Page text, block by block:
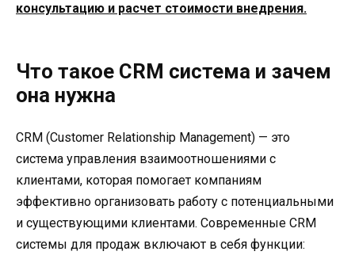
консультацию и расчет стоимости внедрения.
Что такое CRM система и зачем
она нужна
CRM (Customer Relationship Management) — это
система управления взаимоотношениями с
клиентами, которая помогает компаниям
эффективно организовать работу с потенциальными
и существующими клиентами. Современные CRM
системы для продаж включают в себя функции: